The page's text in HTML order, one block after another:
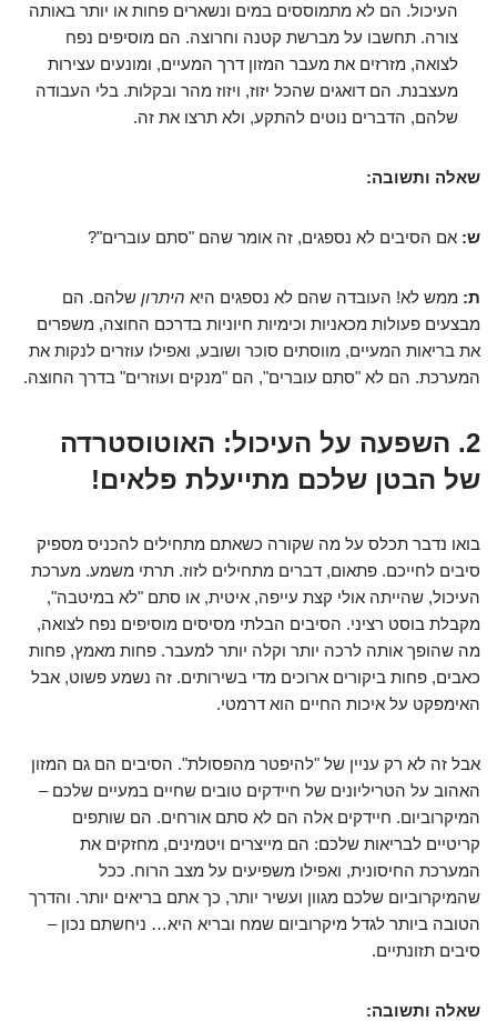
העיכול. הם לא מתמוססים במים ונשארים פחות או יותר באותה
צורה. תחשבו על מברשת קטנה וחרוצה. הם מוסיפים נפח
לצואה, מזרזים את מעבר המזון דרך המעיים, ומונעים עצירות
מעצבנת. הם דואגים שהכל יזוז, ויזוז מהר ובקלות. בלי העבודה
שלהם, הדברים נוטים להתקע, ולא תרצו את זה.
שאלה ותשובה:
ש: אם הסיבים לא נספגים, זה אומר שהם "סתם עוברים"?
ת: ממש לא! העובדה שהם לא נספגים היא היתרון שלהם. הם
מבצעים פעולות מכאניות וכימיות חיוניות בדרכם החוצה, משפרים
את בריאות המעיים, מווסתים סוכר ושובע, ואפילו עוזרים לנקות את
המערכת. הם לא "סתם עוברים", הם "מנקים ועוזרים" בדרך החוצה.
2. השפעה על העיכול: האוטוסטרדה
של הבטן שלכם מתייעלת פלאים!
בואו נדבר תכלס על מה שקורה כשאתם מתחילים להכניס מספיק
סיבים לחייכם. פתאום, דברים מתחילים לזוז. תרתי משמע. מערכת
העיכול, שהייתה אולי קצת עייפה, איטית, או סתם "לא במיטבה",
מקבלת בוסט רציני. הסיבים הבלתי מסיסים מוסיפים נפח לצואה,
מה שהופך אותה לרכה יותר וקלה יותר למעבר. פחות מאמץ, פחות
כאבים, פחות ביקורים ארוכים מדי בשירותים. זה נשמע פשוט, אבל
האימפקט על איכות החיים הוא דרמטי.
אבל זה לא רק עניין של "להיפטר מהפסולת". הסיבים הם גם המזון
האהוב על הטריליונים של חיידקים טובים שחיים במעיים שלכם –
המיקרוביום. חיידקים אלה הם לא סתם אורחים. הם שותפים
קריטיים לבריאות שלכם: הם מייצרים ויטמינים, מחזקים את
המערכת החיסונית, ואפילו משפיעים על מצב הרוח. ככל
שהמיקרוביום שלכם מגוון ועשיר יותר, כך אתם בריאים יותר. והדרך
הטובה ביותר לגדל מיקרוביום שמח ובריא היא… ניחשתם נכון –
סיבים תזונתיים.
שאלה ותשובה: